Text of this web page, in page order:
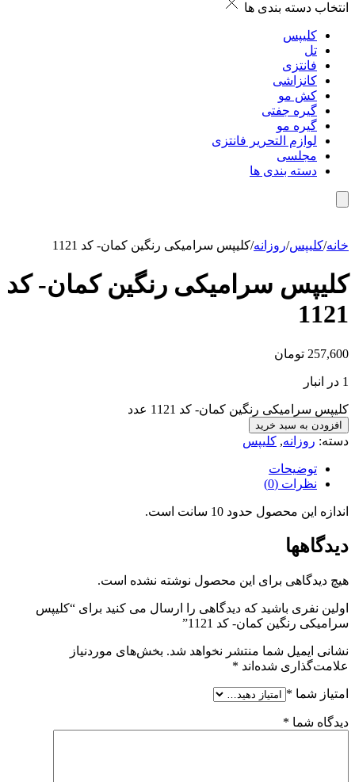
انتخاب دسته بندی ها
کلیپس
تل
فانتزی
کانزاشی
کش مو
گیره جفتی
گیره مو
لوازم التحریر فانتزی
مجلسی
دسته بندی ها
خانه/کلیپس/روزانه/کلیپس سرامیکی رنگین کمان- کد 1121
کلیپس سرامیکی رنگین کمان- کد
1121
257,600 تومان
1 در انبار
کلیپس سرامیکی رنگین کمان- کد 1121 عدد
افزودن به سبد خرید
دسته: روزانه, کلیپس
توضیحات
نظرات (0)
اندازه این محصول حدود 10 سانت است.
دیدگاهها
هیچ دیدگاهی برای این محصول نوشته نشده است.
اولین نفری باشید که دیدگاهی را ارسال می کنید برای “کلیپس
سرامیکی رنگین کمان- کد 1121”
نشانی ایمیل شما منتشر نخواهد شد. بخش‌های موردنیاز
علامت‌گذاری شده‌اند *
امتیاز شما *
دیدگاه شما *